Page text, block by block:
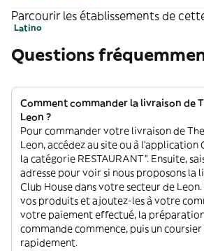
Parcourir les établissements de
Latino
Questions
Comment commander la livraison de
Leon ?
Pour commander votre livraison de
Leon, accédez au site ou à l'application
la catégorie RESTAURANT”. Ensuite,
adresse pour voir si nous proposons la
Club House dans votre secteur de Leon.
vos produits et ajoutez-les à votre
votre paiement effectué, la
commande commence, puis un
rapidement.